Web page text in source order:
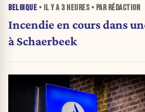
BELGIQUE • IL Y A 3 HEURES• PAR RÉDACTION
Incendie en cours dans
à Schaerbeek